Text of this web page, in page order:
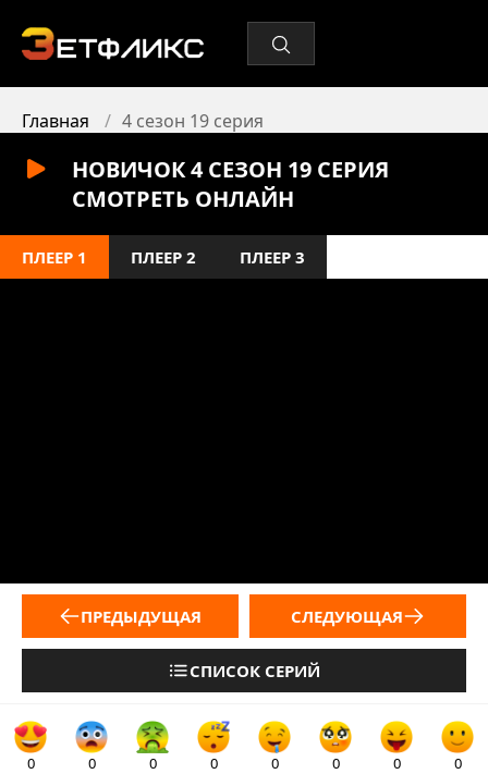
Главная 4 сезон 19 серия
НОВИЧОК 4 СЕЗОН 19 СЕРИЯ
СМОТРЕТЬ ОНЛАЙН
ПЛЕЕР 1 ПЛЕЕР 2 ПЛЕЕР 3
ПРЕДЫДУЩАЯ
СПИСОК СЕРИЙ
СЛЕДУЮЩАЯ
0 0 0 0 0 0 0 0